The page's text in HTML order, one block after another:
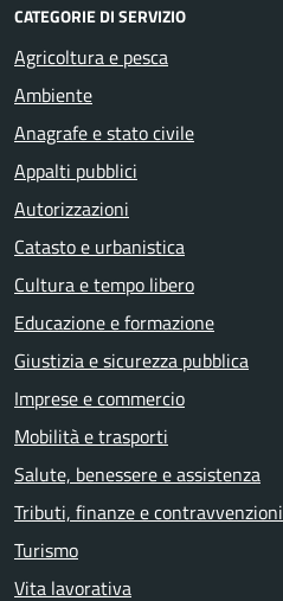
CATEGORIE DI SERVIZIO
Agricoltura e pesca
Ambiente
Anagrafe e stato civile
Appalti pubblici
Autorizzazioni
Catasto e urbanistica
Cultura e tempo libero
Educazione e formazione
Giustizia e sicurezza pubblica
Imprese e commercio
Mobilità e trasporti
Salute, benessere e assistenza
Tributi, finanze e contravvenzioni
Turismo
Vita lavorativa